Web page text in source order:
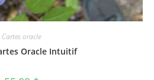
Cartes oracle
Oracle Intuitif